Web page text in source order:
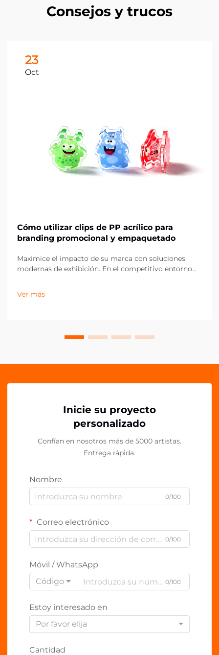
Consejos y trucos
23
Oct
Cómo utilizar clips de PP acrílico para
branding promocional y empaquetado
Maximice el impacto de su marca con soluciones
modernas de exhibición. En el competitivo entorno
pequeños detalles pueden marcar la mayor diferencia
en la presentación de la marca. Los clips acrílicos PP
Ver más
Inicie su proyecto
personalizado
Confían en nosotros más de 5000 artistas.
Entrega rápida.
Nombre
0/100
Correo electrónico
0/100
Móvil / WhatsApp
Código
0/100
Estoy interesado en
Por favor elija
Cantidad